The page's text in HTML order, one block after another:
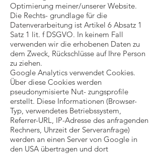
Optimierung meiner/unserer Website.
Die Rechts- grundlage für die
Datenverarbeitung ist Artikel 6 Absatz 1
Satz 1 lit. f DSGVO. In keinem Fall
verwenden wir die erhobenen Daten zu
dem Zweck, Rückschlüsse auf Ihre Person
zu ziehen.
Google Analytics verwendet Cookies.
Über diese Cookies werden
pseudonymisierte Nut- zungsprofile
erstellt. Diese Informationen (Browser-
Typ, verwendetes Betriebssystem,
Referrer-URL, IP-Adresse des anfragenden
Rechners, Uhrzeit der Serveranfrage)
werden an einen Server von Google in
den USA übertragen und dort